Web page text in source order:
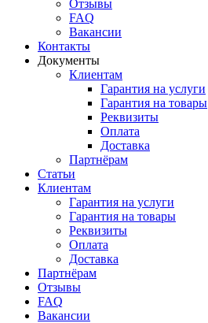
Отзывы
FAQ
Вакансии
Контакты
Документы
Клиентам
Гарантия на услуги
Гарантия на товары
Реквизиты
Оплата
Доставка
Партнёрам
Статьи
Клиентам
Гарантия на услуги
Гарантия на товары
Реквизиты
Оплата
Доставка
Партнёрам
Отзывы
FAQ
Вакансии